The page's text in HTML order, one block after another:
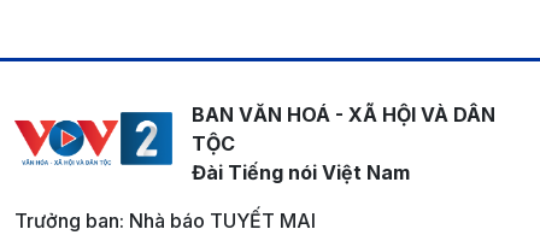
BAN VĂN HOÁ - XÃ HỘI VÀ DÂN
TỘC
Đài Tiếng nói Việt Nam
Trưởng ban: Nhà báo TUYẾT MAI